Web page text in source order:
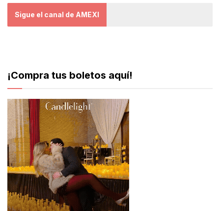
Sigue el canal de AMEXI
¡Compra tus boletos aquí!